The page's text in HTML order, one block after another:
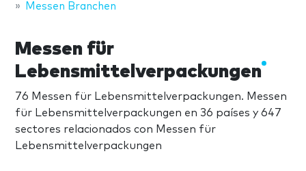
Messen Branchen
Messen für
Lebensmittelverpackungen
76 Messen für Lebensmittelverpackungen. Messen
für Lebensmittelverpackungen en 36 países y 647
sectores relacionados con Messen für
Lebensmittelverpackungen